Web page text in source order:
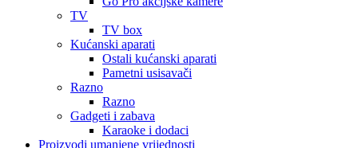
TV
TV box
Kućanski aparati
Ostali kućanski aparati
Pametni usisavači
Razno
Razno
Gadgeti i zabava
Karaoke i dodaci
Proizvodi umanjene vrijednosti